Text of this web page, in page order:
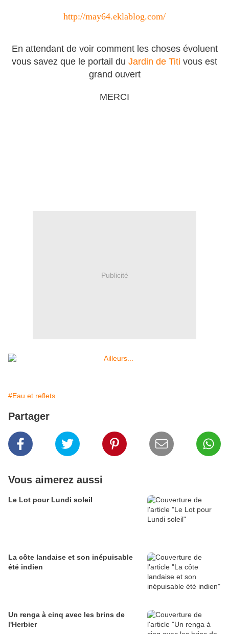
http://may64.eklablog.com/
En attendant de voir comment les choses évoluent
vous savez que le portail du Jardin de Titi vous est
grand ouvert
MERCI
Publicité
#Eau et reflets
Partager
Vous aimerez aussi
Le Lot pour Lundi soleil
La côte landaise et son inépuisable
été indien
Un renga à cinq avec les brins de
l'Herbier